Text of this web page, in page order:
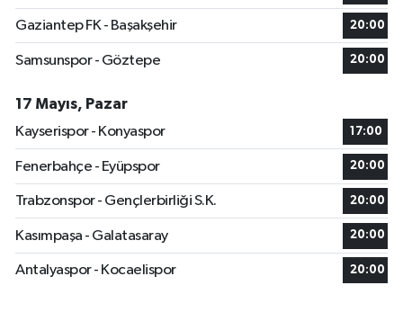
Gaziantep FK - Başakşehir 20:00
Samsunspor - Göztepe 20:00
17 Mayıs, Pazar
Kayserispor - Konyaspor
17:00
Fenerbahçe - Eyüpspor 20:00
Trabzonspor - Gençlerbirliği S.K. 20:00
Kasımpaşa - Galatasaray 20:00
Antalyaspor - Kocaelispor 20:00